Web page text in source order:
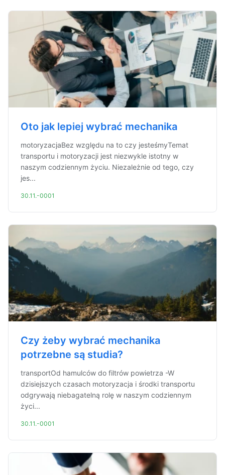
Oto jak lepiej wybrać mechanika
motoryzacjaBez względu na to czy jesteśmyTemat
transportu i motoryzacji jest niezwykle istotny w
naszym codziennym życiu. Niezależnie od tego, czy
jes...
30.11.-0001
Czy żeby wybrać mechanika
potrzebne są studia?
transportOd hamulców do filtrów powietrza -W
dzisiejszych czasach motoryzacja i środki transportu
odgrywają niebagatelną rolę w naszym codziennym
życi...
30.11.-0001